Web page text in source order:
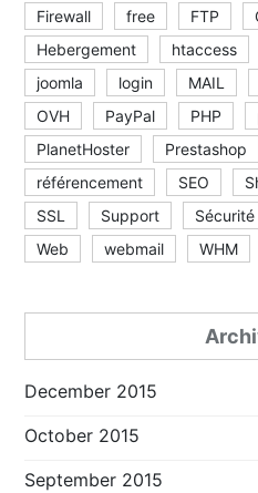
Firewall
free FTP
Hebergement
htaccess
joomla
login MAIL
OVH
PayPal PHP
PlanetHoster
Prestashop
référencement
SEO
SSL
Support Sécurité
Web
webmail WHM
December 2015
October 2015
September 2015